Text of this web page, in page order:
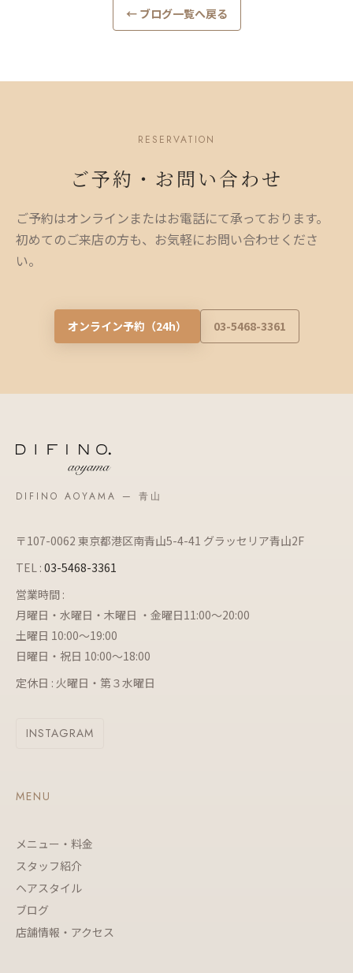
← ブログ一覧へ戻る
RESERVATION
ご予約・お問い合わせ
ご予約はオンラインまたはお電話にて承っております。
初めてのご来店の方も、お気軽にお問い合わせくださ
い。
オンライン予約（24h） 03-5468-3361
DIFINO AOYAMA — 青山
〒107-0062 東京都港区南青山5-4-41 グラッセリア青山2F
TEL : 03-5468-3361
営業時間 :
月曜日・水曜日・木曜日 ・金曜日11:00～20:00
土曜日 10:00～19:00
日曜日・祝日 10:00～18:00
定休日 : 火曜日・第３水曜日
INSTAGRAM
MENU
メニュー・料金
スタッフ紹介
ヘアスタイル
ブログ
店舗情報・アクセス